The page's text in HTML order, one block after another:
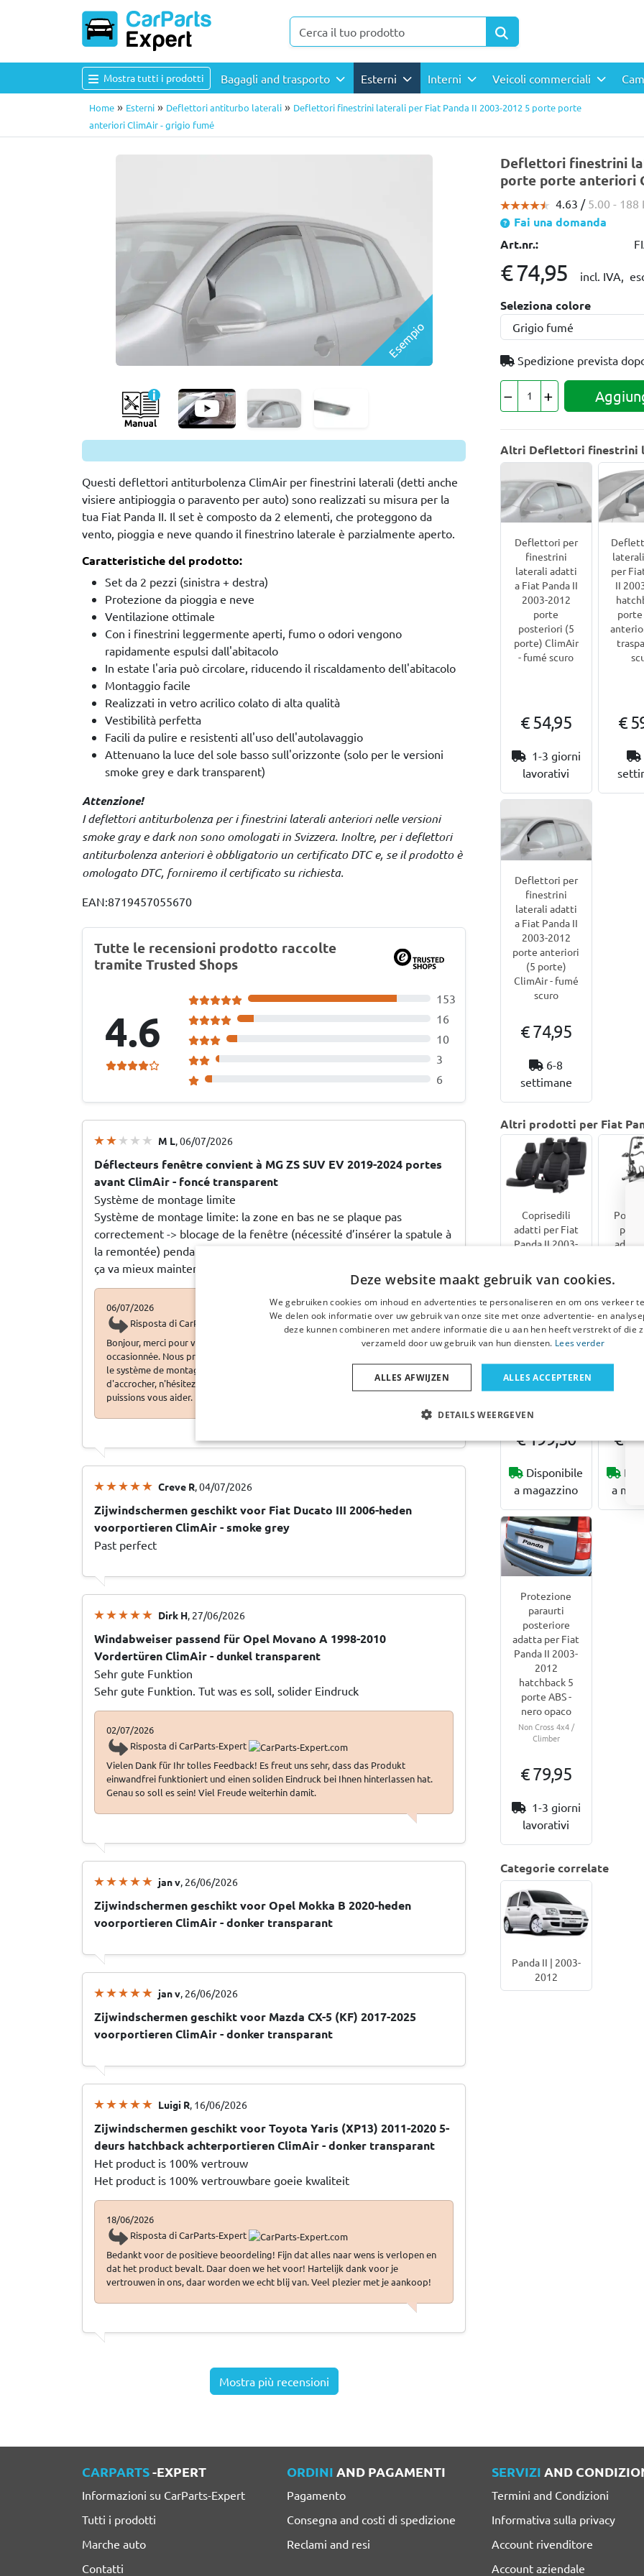
Mostra tutti i prodotti Bagagli and trasporto Esterni Interni Veicoli commerciali
Home » Esterni » Deflettori antiturbo laterali » Deflettori finestrini laterali per Fiat Panda II 2003-2012 5 porte porte
anteriori ClimAir - grigio fumé
Esempio
Questi deflettori antiturbolenza ClimAir per finestrini laterali (detti anche
visiere antipioggia o paravento per auto) sono realizzati su misura per la
tua Fiat Panda II. Il set è composto da 2 elementi, che proteggono da
vento, pioggia e neve quando il finestrino laterale è parzialmente aperto.
Caratteristiche del prodotto:
Set da 2 pezzi (sinistra + destra)
Protezione da pioggia e neve
Ventilazione ottimale
Con i finestrini leggermente aperti, fumo o odori vengono
rapidamente espulsi dall'abitacolo
In estate l'aria può circolare, riducendo il riscaldamento dell'abitacolo
Montaggio facile
Realizzati in vetro acrilico colato di alta qualità
Vestibilità perfetta
Facili da pulire e resistenti all'uso dell'autolavaggio
Attenuano la luce del sole basso sull'orizzonte (solo per le versioni
smoke grey e dark transparent)
Attenzione!
I deflettori antiturbolenza per i finestrini laterali anteriori nelle versioni
smoke gray e dark non sono omologati in Svizzera. Inoltre, per i deflettori
antiturbolenza anteriori è obbligatorio un certificato DTC e, se il prodotto è
omologato DTC, forniremo il certificato su richiesta.
EAN:8719457055670
Tutte le recensioni prodotto raccolte
tramite Trusted Shops
4.6
153
16
10
3
6
M L , 06/07/2026
Déflecteurs fenêtre convient à MG ZS SUV EV 2019-2024 portes
avant ClimAir - foncé transparent
Système de montage limite
Système de montage limite: la zone en bas ne se plaque pas
correctement -> blocage de la fenêtre (nécessité d’insérer la spatule à
la remontée) pendant un mois. Le plastique a fini par se déformer et
ça va mieux maintenant
06/07/2026
Risposta di CarParts-Expert
Bonjour, merci pour votre retour. Nous sommes désolés pour la gêne
occasionnée. Nous prenons note de vos remarques concernant la description et
le système de montage afin d'améliorer nos services. Si la vitre continue
d'accrocher, n'hésitez pas à contacter notre service client pour que nous
puissions vous aider.
Creve R , 04/07/2026
Zijwindschermen geschikt voor Fiat Ducato III 2006-heden
voorportieren ClimAir - smoke grey
Past perfect
Dirk H , 27/06/2026
Windabweiser passend für Opel Movano A 1998-2010
Vordertüren ClimAir - dunkel transparent
Sehr gute Funktion
Sehr gute Funktion. Tut was es soll, solider Eindruck
02/07/2026
Risposta di CarParts-Expert
Vielen Dank für Ihr tolles Feedback! Es freut uns sehr, dass das Produkt
einwandfrei funktioniert und einen soliden Eindruck bei Ihnen hinterlassen hat.
Genau so soll es sein! Viel Freude weiterhin damit.
jan v , 26/06/2026
Zijwindschermen geschikt voor Opel Mokka B 2020-heden
voorportieren ClimAir - donker transparant
jan v , 26/06/2026
Zijwindschermen geschikt voor Mazda CX-5 (KF) 2017-2025
voorportieren ClimAir - donker transparant
Luigi R , 16/06/2026
Zijwindschermen geschikt voor Toyota Yaris (XP13) 2011-2020 5-
deurs hatchback achterportieren ClimAir - donker transparant
Het product is 100% vertrouw
Het product is 100% vertrouwbare goeie kwaliteit
18/06/2026
Risposta di CarParts-Expert
Bedankt voor de positieve beoordeling! Fijn dat alles naar wens is verlopen en
dat het product bevalt. Daar doen we het voor! Hartelijk dank voor je
vertrouwen in ons, daar worden we echt blij van. Veel plezier met je aankoop!
Mostra più recensioni
Deflettori finestrini
porte porte anteriori
4.63 / 5.00 - 188
Fai una domanda
Art.nr.:
€ 74,95 incl. IVA,
Seleziona colore
Spedizione prevista
Altri Deflettori finestrini
Deflettori per
finestrini
laterali adatti
a Fiat Panda II
2003-2012
porte
posteriori (5
porte) ClimAir
- fumé scuro
€ 54,95
1-3 giorni
lavorativi
per
II
€
Deflettori per
finestrini
laterali adatti
a Fiat Panda II
2003-2012
porte anteriori
(5 porte)
ClimAir - fumé
scuro
€ 74,95
6-8
settimane
Altri prodotti per Fiat
Coprisedili
adatti per Fiat
Panda II 2003-
hatchback 5
porte Design
London
Anteriore +
posteriore (5
posti)
con sedili standard
(non per sport,
€ 399,00
€ 199,50
Disponibile
a magazzino
adatto
Incl.
Per 2
€
a
Protezione
paraurti
posteriore
adatta per Fiat
Panda II 2003-
2012
hatchback 5
porte ABS -
nero opaco
Non Cross 4x4 /
Climber
€ 79,95
1-3 giorni
lavorativi
Categorie correlate
Panda II | 2003-
2012
CARPARTS-EXPERT
Informazioni su CarParts-Expert
Tutti i prodotti
Marche auto
Contatti
ORDINI AND PAGAMENTI
Pagamento
Consegna and costi di spedizione
Reclami and resi
SERVIZI AND
Termini and Condizioni
Informativa sulla privacy
Account rivenditore
Account aziendale
Deze website maakt gebruik van cookies.
We gebruiken cookies om inhoud en advertenties te personaliseren en om ons verkeer
We delen ook informatie over uw gebruik van onze site met onze advertentie- en
deze kunnen combineren met andere informatie die u aan hen heeft verstrekt of die
verzameld door uw gebruik van hun diensten. Lees verder
ALLES ACCEPTEREN
ALLES AFWIJZEN
DETAILS WEERGEVEN